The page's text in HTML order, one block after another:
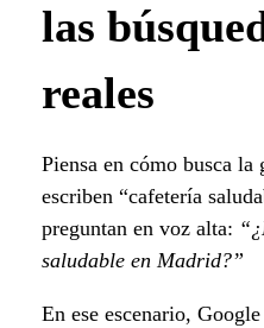
las
reales
Piensa en cómo busca
escriben “cafetería
preguntan en voz alta:
saludable en Madrid?”
En ese escenario,